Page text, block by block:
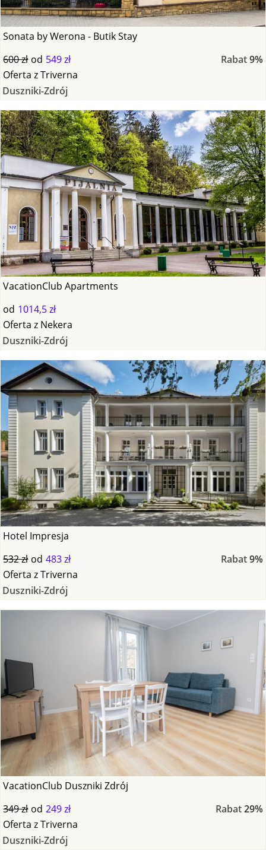
Sonata by Werona - Butik Stay
600 zł od 549 zł Rabat9%
Oferta zTriverna
Duszniki-Zdrój
VacationClub Apartments
od 1014,5 zł
Oferta z Nekera
Duszniki-Zdrój
Hotel Impresja
532 zł od 483 zł Rabat9%
Oferta zTriverna
Duszniki-Zdrój
VacationClub Duszniki Zdrój
349 zł od 249 zł Rabat29%
Oferta zTriverna
Duszniki-Zdrój